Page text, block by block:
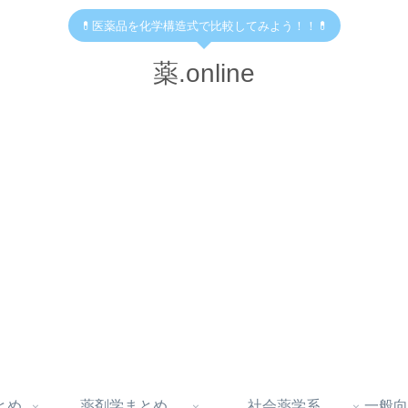
💊医薬品を化学構造式で比較してみよう！！💊
薬.online